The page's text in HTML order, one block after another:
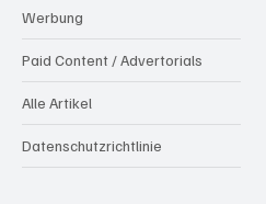
Werbung
Paid Content / Advertorials
Alle Artikel
Datenschutzrichtlinie